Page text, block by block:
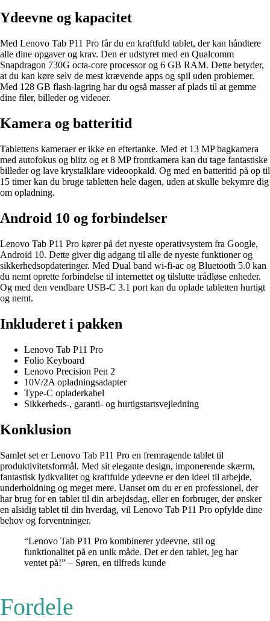
Ydeevne og kapacitet
Med Lenovo Tab P11 Pro får du en kraftfuld tablet, der kan håndtere
alle dine opgaver og krav. Den er udstyret med en Qualcomm
Snapdragon 730G octa-core processor og 6 GB RAM. Dette betyder,
at du kan køre selv de mest krævende apps og spil uden problemer.
Med 128 GB flash-lagring har du også masser af plads til at gemme
dine filer, billeder og videoer.
Kamera og batteritid
Tablettens kameraer er ikke en eftertanke. Med et 13 MP bagkamera
med autofokus og blitz og et 8 MP frontkamera kan du tage fantastiske
billeder og lave krystalklare videoopkald. Og med en batteritid på op til
15 timer kan du bruge tabletten hele dagen, uden at skulle bekymre dig
om opladning.
Android 10 og forbindelser
Lenovo Tab P11 Pro kører på det nyeste operativsystem fra Google,
Android 10. Dette giver dig adgang til alle de nyeste funktioner og
sikkerhedsopdateringer. Med Dual band wi-fi-ac og Bluetooth 5.0 kan
du nemt oprette forbindelse til internettet og tilslutte trådløse enheder.
Og med den vendbare USB-C 3.1 port kan du oplade tabletten hurtigt
og nemt.
Inkluderet i pakken
Lenovo Tab P11 Pro
Folio Keyboard
Lenovo Precision Pen 2
10V/2A opladningsadapter
Type-C opladerkabel
Sikkerheds-, garanti- og hurtigstartsvejledning
Konklusion
Samlet set er Lenovo Tab P11 Pro en fremragende tablet til
produktivitetsformål. Med sit elegante design, imponerende skærm,
fantastisk lydkvalitet og kraftfulde ydeevne er den ideel til arbejde,
underholdning og meget mere. Uanset om du er en professionel, der
har brug for en tablet til din arbejdsdag, eller en forbruger, der ønsker
en alsidig tablet til din hverdag, vil Lenovo Tab P11 Pro opfylde dine
behov og forventninger.
“Lenovo Tab P11 Pro kombinerer ydeevne, stil og
funktionalitet på en unik måde. Det er den tablet, jeg har
ventet på!” – Søren, en tilfreds kunde
Fordele